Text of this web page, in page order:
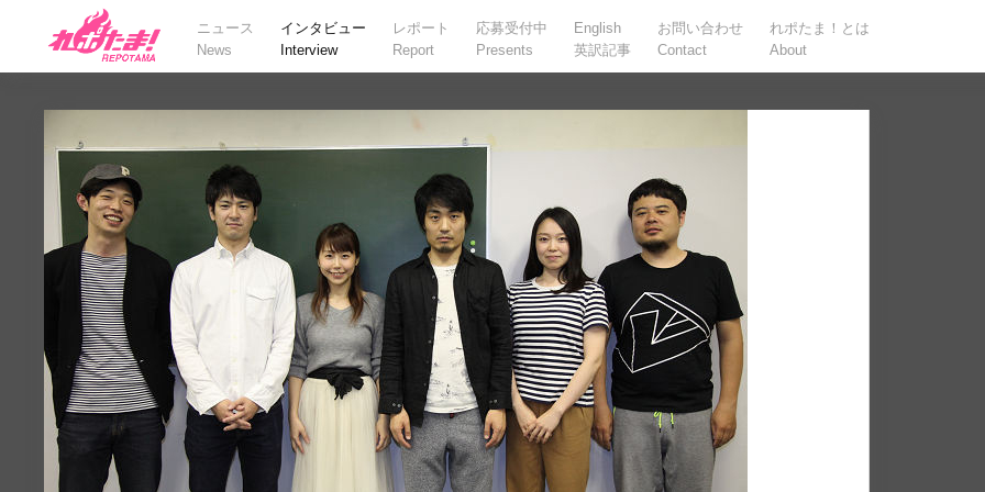
ニュース
News
インタビュー
Interview
レポート
Report
応募受付中
Presents
English
英訳記事
お問い合わせ
Contact
れポたま！とは
About